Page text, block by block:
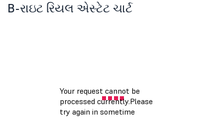
B-રાઇટ રિયલ એસ્ટેટ ચાર્ટ